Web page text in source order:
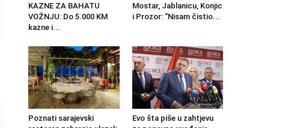
KAZNE ZA BAHATU
VOŽNJU: Do 5.000 KM
kazne i...
Mostar, Jablanicu, Konjic
i Prozor: “Nisam čistio...
Poznati sarajevski
Evo šta piše u zahtjevu